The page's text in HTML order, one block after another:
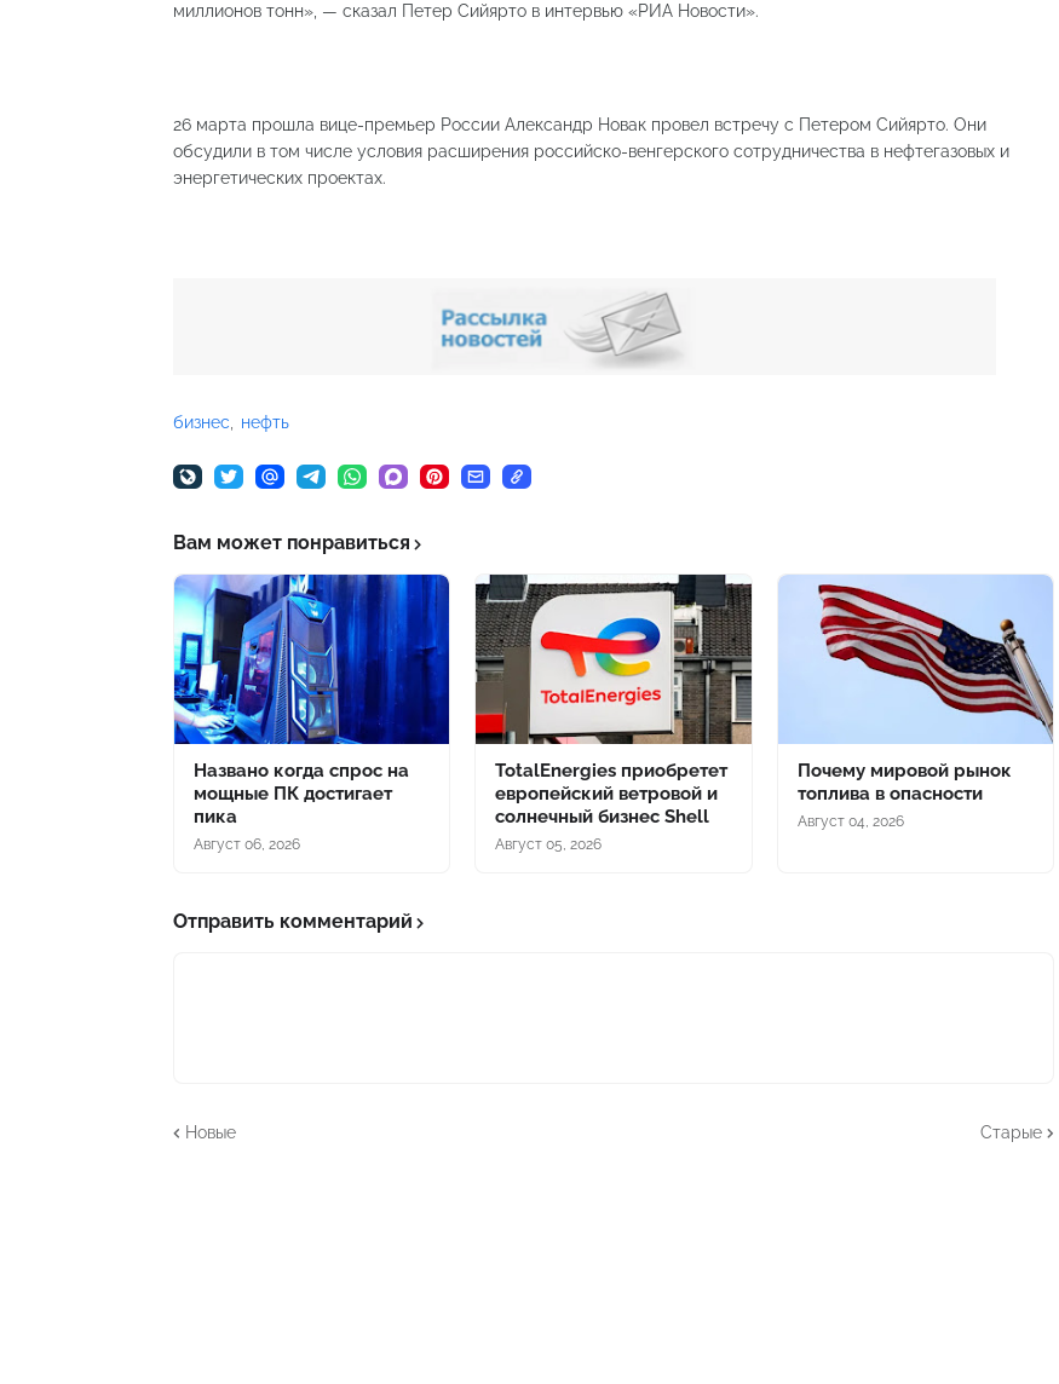
миллионов тонн», — сказал Петер Сийярто в интервью «РИА Новости».
26 марта прошла вице-премьер России Александр Новак провел встречу с Петером Сийярто. Они
обсудили в том числе условия расширения российско-венгерского сотрудничества в нефтегазовых и
энергетических проектах.
бизнес нефть
Вам может понравиться
Названо когда спрос на
мощные ПК достигает
пика
Август 06, 2026
TotalEnergies приобретет
европейский ветровой и
солнечный бизнес Shell
Август 05, 2026
Почему мировой рынок
топлива в опасности
Август 04, 2026
Отправить комментарий
Новые Старые